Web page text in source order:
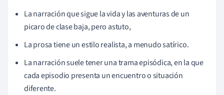
La narración que sigue la vida y las aventuras de un
picaro de clase baja, pero astuto,
La prosa tiene un estilo realista, a menudo satírico.
La narración suele tener una trama episódica, en la que
cada episodio presenta un encuentro o situación
diferente.